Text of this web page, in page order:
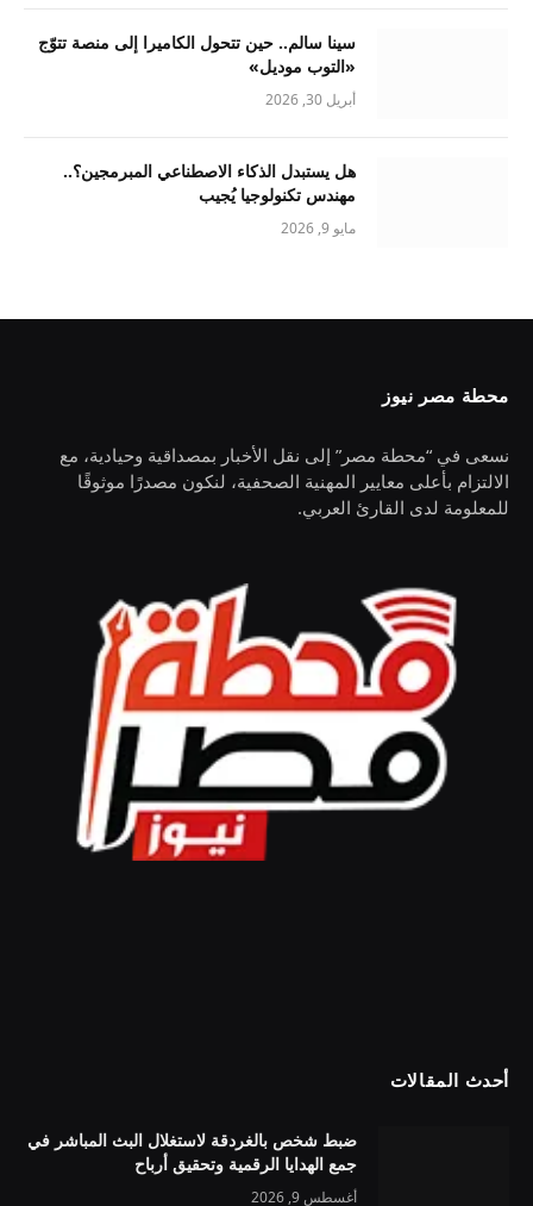
سينا سالم.. حين تتحول الكاميرا إلى منصة تتوّج
«التوب موديل»
أبريل 30, 2026
هل يستبدل الذكاء الاصطناعي المبرمجين؟..
مهندس تكنولوجيا يُجيب
مايو 9, 2026
محطة مصر نيوز
نسعى في “محطة مصر” إلى نقل الأخبار بمصداقية وحيادية، مع
الالتزام بأعلى معايير المهنية الصحفية، لنكون مصدرًا موثوقًا
للمعلومة لدى القارئ العربي.
أحدث المقالات
ضبط شخص بالغردقة لاستغلال البث المباشر في
جمع الهدايا الرقمية وتحقيق أرباح
أغسطس 9, 2026